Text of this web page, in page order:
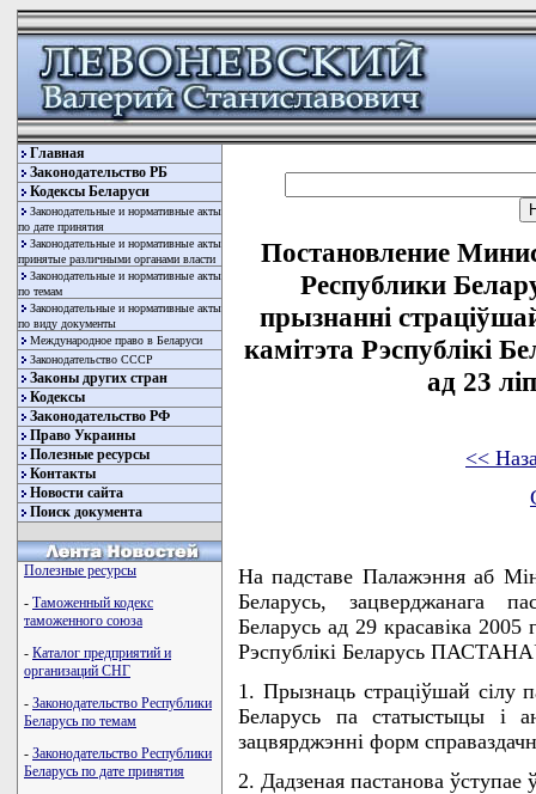
Главная
Законодательство РБ
Кодексы Беларуси
Законодательные и нормативные акты
по дате принятия
Законодательные и нормативные акты
принятые различными органами власти
Законодательные и нормативные акты
по темам
Законодательные и нормативные акты
по виду документы
Международное право в Беларуси
Законодательство СССР
Законы других стран
Кодексы
Законодательство РФ
Право Украины
Полезные ресурсы
Контакты
Новости сайта
Поиск документа
Полезные ресурсы
- Таможенный кодекс
таможенного союза
- Каталог предприятий и
организаций СНГ
- Законодательство Республики
Беларусь по темам
- Законодательство Республики
Беларусь по дате принятия
Постановление
Республики
прызнаннi
камiтэта Рэспублiкi
ад 23
<<
На падставе Палажэння аб
Беларусь, зацверджанага
Беларусь ад 29 красавiка
Рэспублiкi Беларусь
1. Прызнаць страцiўшай сiлу
Беларусь па статыстыцы i
зацвярджэннi форм
2. Дадзеная пастанова ўступае